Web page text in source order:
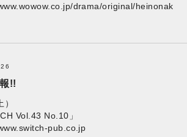
drama/original/heinonak
!!
Vol.43 No.10」
pub.co.jp